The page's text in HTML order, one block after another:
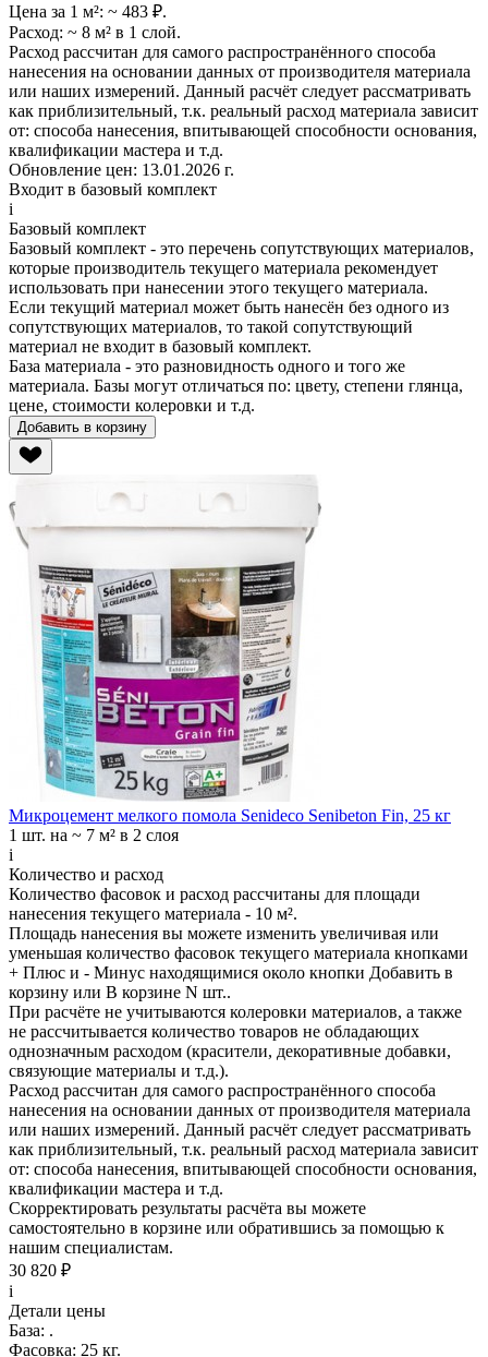
Цена за 1 м²: ~ 483 ₽.
Расход: ~ 8 м² в 1 слой.
Расход рассчитан для самого распространённого способа
нанесения на основании данных от производителя материала
или наших измерений. Данный расчёт следует рассматривать
как приблизительный, т.к. реальный расход материала зависит
от: способа нанесения, впитывающей способности основания,
квалификации мастера и т.д.
Обновление цен: 13.01.2026 г.
Входит в базовый комплект
i
Базовый комплект
Базовый комплект - это перечень сопутствующих материалов,
которые производитель текущего материала рекомендует
использовать при нанесении этого текущего материала.
Если текущий материал может быть нанесён без одного из
сопутствующих материалов, то такой сопутствующий
материал не входит в базовый комплект.
База материала - это разновидность одного и того же
материала. Базы могут отличаться по: цвету, степени глянца,
цене, стоимости колеровки и т.д.
Добавить в корзину
Микроцемент мелкого помола Senideco Senibeton Fin, 25 кг
1 шт. на ~ 7 м² в 2 слоя
i
Количество и расход
Количество фасовок и расход рассчитаны для площади
нанесения текущего материала - 10 м².
Площадь нанесения вы можете изменить увеличивая или
уменьшая количество фасовок текущего материала кнопками
+ Плюс и - Минус находящимися около кнопки Добавить в
корзину или В корзине N шт..
При расчёте не учитываются колеровки материалов, а также
не рассчитывается количество товаров не обладающих
однозначным расходом (красители, декоративные добавки,
связующие материалы и т.д.).
Расход рассчитан для самого распространённого способа
нанесения на основании данных от производителя материала
или наших измерений. Данный расчёт следует рассматривать
как приблизительный, т.к. реальный расход материала зависит
от: способа нанесения, впитывающей способности основания,
квалификации мастера и т.д.
Скорректировать результаты расчёта вы можете
самостоятельно в корзине или обратившись за помощью к
нашим специалистам.
30 820 ₽
i
Детали цены
База: .
Фасовка: 25 кг.